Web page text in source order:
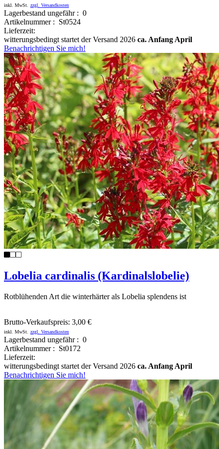
inkl. MwSt. zzgl. Versandkosten
Lagerbestand ungefähr : 0
Artikelnummer : St0524
Lieferzeit:
witterungsbedingt startet der Versand 2026 ca. Anfang April
Benachrichtigen Sie mich!
Lobelia cardinalis (Kardinalslobelie)
Rotblühenden Art die winterhärter als Lobelia splendens ist
Brutto-Verkaufspreis: 3,00 €
inkl. MwSt. zzgl. Versandkosten
Lagerbestand ungefähr : 0
Artikelnummer : St0172
Lieferzeit:
witterungsbedingt startet der Versand 2026 ca. Anfang April
Benachrichtigen Sie mich!